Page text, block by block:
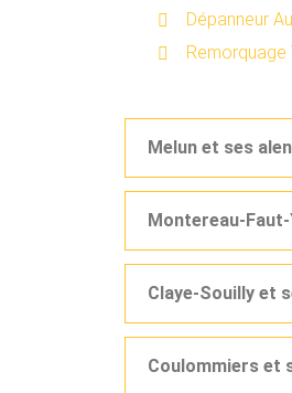
Dépanneur
Melun et ses
Montereau-
Claye-Souilly et
Coulommiers et